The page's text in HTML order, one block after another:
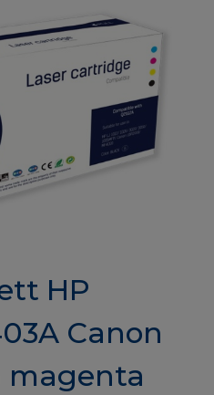
HP
Canon
magenta